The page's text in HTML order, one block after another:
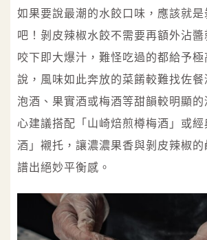
如果要說最潮的水餃口味，應該就是
吧！剝皮辣椒水餃不需要再額外沾醬
咬下即大爆汁，難怪吃過的都給予
說，風味如此奔放的菜餚較難找佐
泡酒、果實酒或梅酒等甜韻較明顯
心建議搭配「山崎焙煎樽梅酒」或
酒」襯托，讓濃濃果香與剝皮辣椒的
譜出絕妙平衡感。